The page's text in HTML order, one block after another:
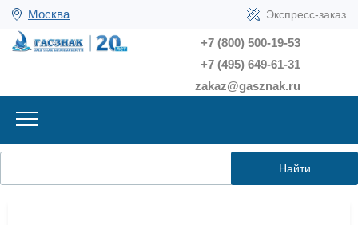
Москва Экспресс-заказ
+7 (800) 500-19-53
+7 (495) 649-61-31
zakaz@gasznak.ru
Найти